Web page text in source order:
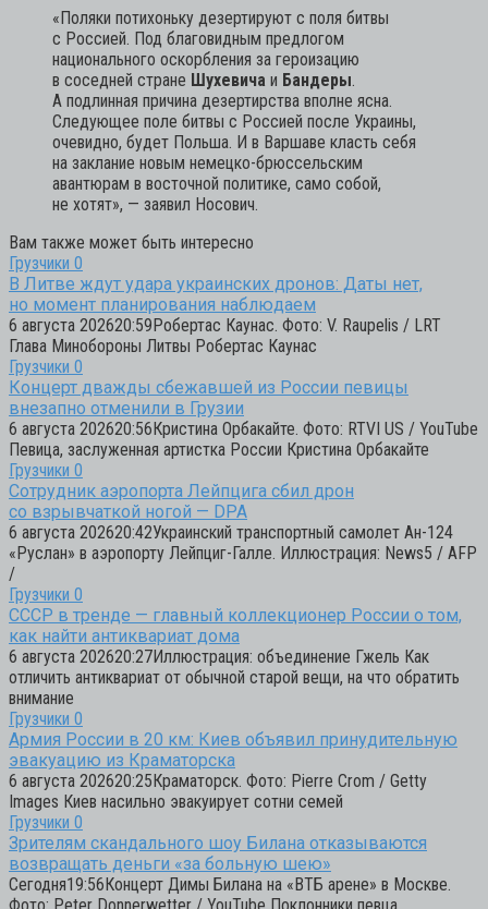
«Поляки потихоньку дезертируют с поля битвы
с Россией. Под благовидным предлогом
национального оскорбления за героизацию
в соседней стране Шухевича и Бандеры.
А подлинная причина дезертирства вполне ясна.
Следующее поле битвы с Россией после Украины,
очевидно, будет Польша. И в Варшаве класть себя
на заклание новым немецко-брюссельским
авантюрам в восточной политике, само собой,
не хотят», — заявил Носович.
Вам также может быть интересно
Грузчики 0
В Литве ждут удара украинских дронов: Даты нет,
но момент планирования наблюдаем
6 августа 202620:59Робертас Каунас. Фото: V. Raupelis / LRT
Глава Минобороны Литвы Робертас Каунас
Грузчики 0
Концерт дважды сбежавшей из России певицы
внезапно отменили в Грузии
6 августа 202620:56Кристина Орбакайте. Фото: RTVI US / YouTube
Певица, заслуженная артистка России Кристина Орбакайте
Грузчики 0
Сотрудник аэропорта Лейпцига сбил дрон
со взрывчаткой ногой — DPA
6 августа 202620:42Украинский транспортный самолет Ан-124
«Руслан» в аэропорту Лейпциг-Галле. Иллюстрация: News5 / AFP
/
Грузчики 0
СССР в тренде — главный коллекционер России о том,
как найти антиквариат дома
6 августа 202620:27Иллюстрация: объединение Гжель Как
отличить антиквариат от обычной старой вещи, на что обратить
внимание
Грузчики 0
Армия России в 20 км: Киев объявил принудительную
эвакуацию из Краматорска
6 августа 202620:25Краматорск. Фото: Pierre Crom / Getty
Images Киев насильно эвакуирует сотни семей
Грузчики 0
Зрителям скандального шоу Билана отказываются
возвращать деньги «за больную шею»
Сегодня19:56Концерт Димы Билана на «ВТБ арене» в Москве.